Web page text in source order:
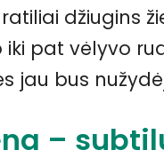
džiugins
iki pat vėlyvo
jau bus
–